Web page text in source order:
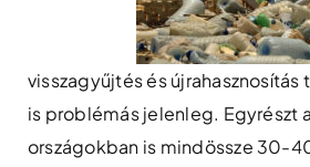
visszagyűjtés és
is problémás jelenleg. Egyrészt
országokban is mindössze 30-